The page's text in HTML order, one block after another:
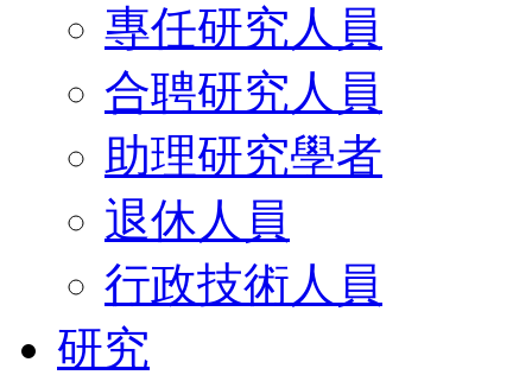
專任研究人員
合聘研究人員
助理研究學者
退休人員
行政技術人員
研究